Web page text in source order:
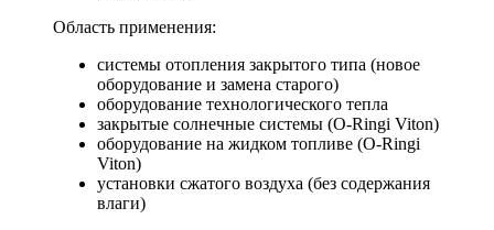
Область применения:
системы отопления закрытого типа (новое
оборудование и замена старого)
оборудование технологического тепла
закрытые солнечные системы (O-Ringi Viton)
оборудование на жидком топливе (O-Ringi
Viton)
установки сжатого воздуха (без содержания
влаги)